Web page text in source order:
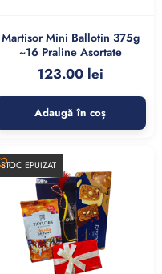
Martisor Mini Ballotin 375g
~16 Praline Asortate
123.00 lei
Adaugă în coș
STOC EPUIZAT